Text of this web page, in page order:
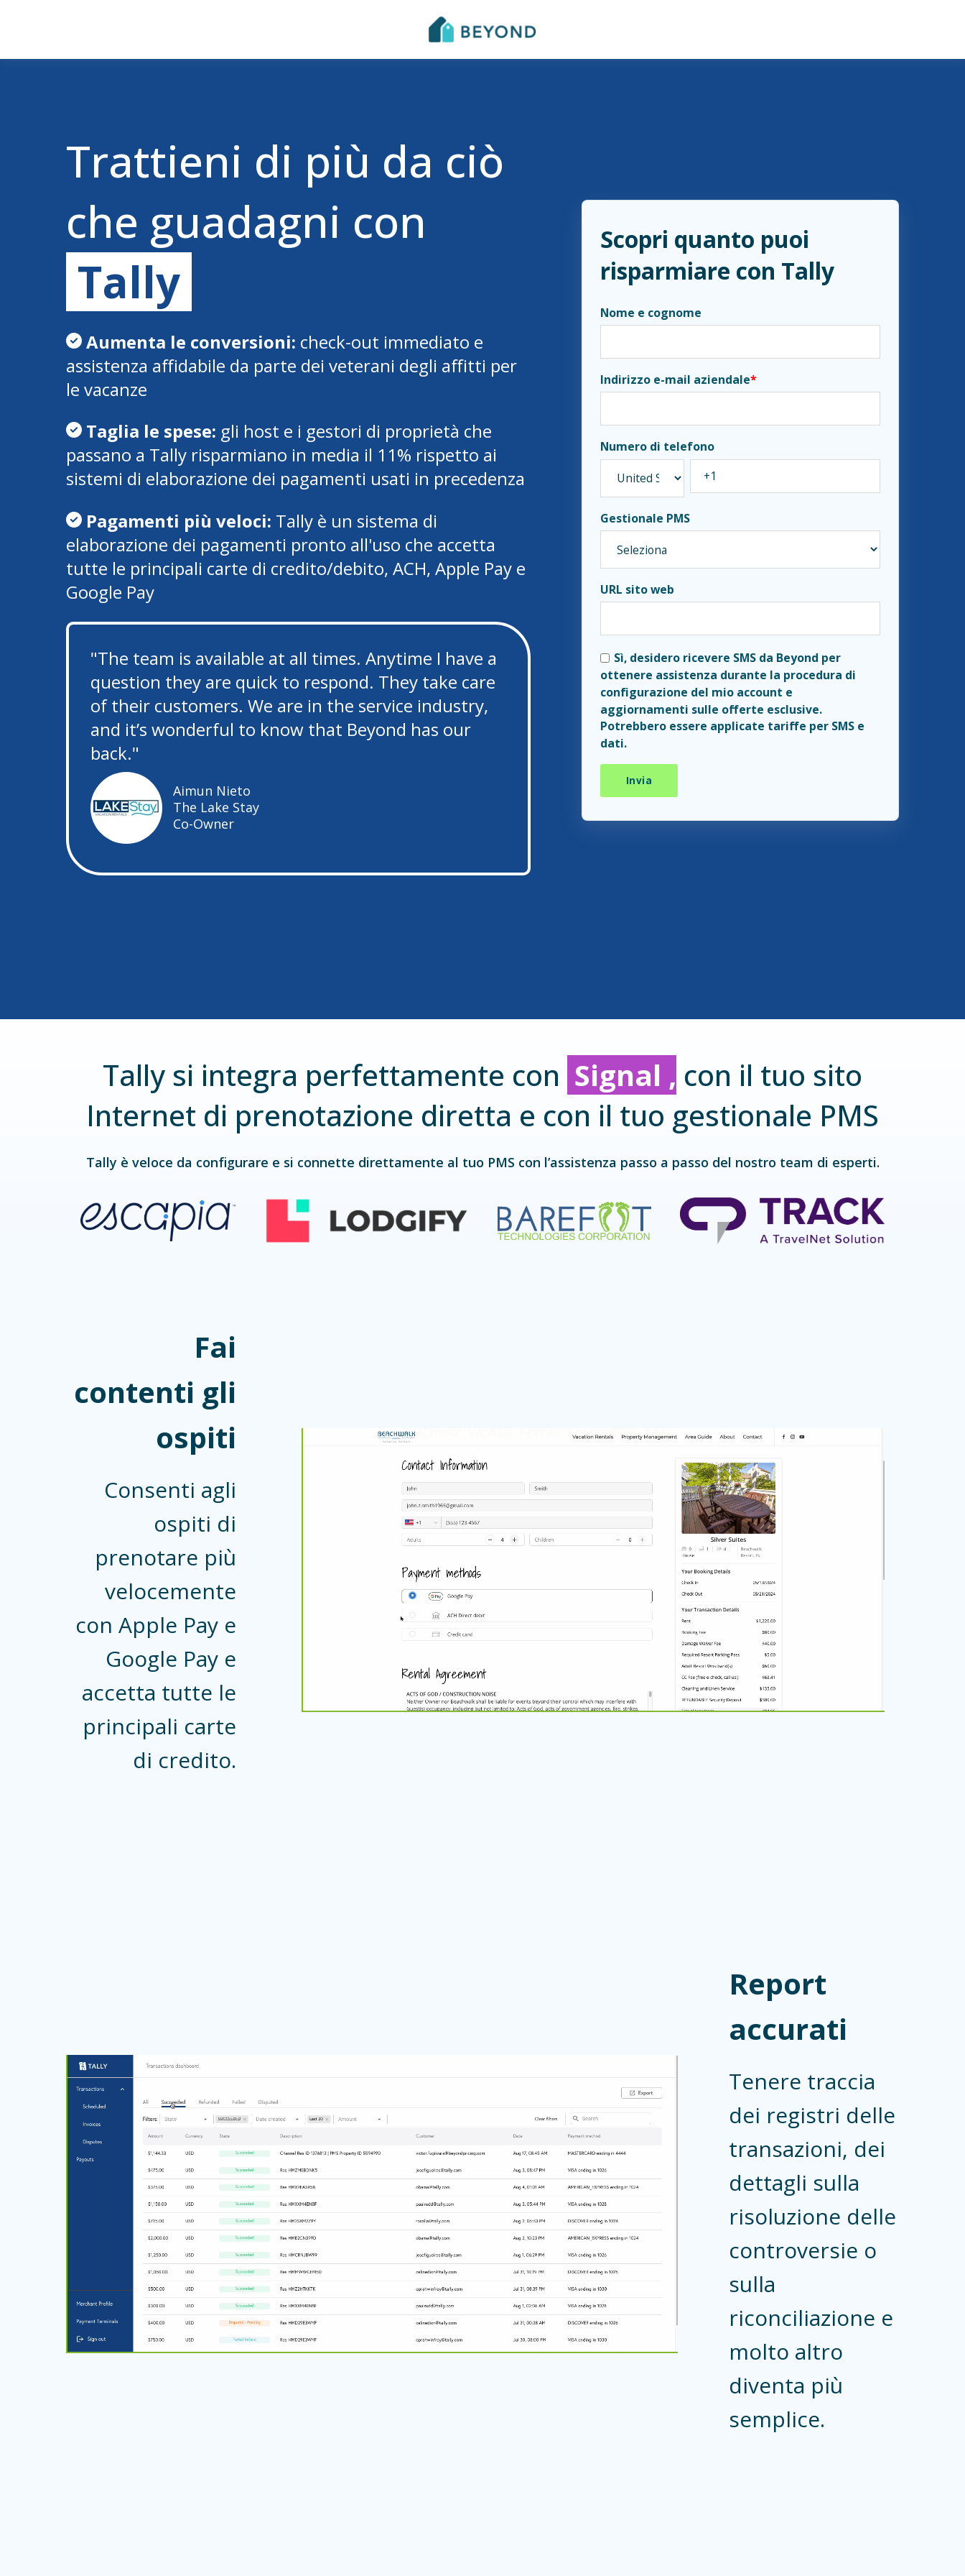
Trattieni di più da ciò
che guadagni con
Tally
Aumenta le conversioni: check-out immediato e
assistenza affidabile da parte dei veterani degli affitti per
le vacanze
Taglia le spese: gli host e i gestori di proprietà che
passano a Tally risparmiano in media il 11% rispetto ai
sistemi di elaborazione dei pagamenti usati in precedenza
Pagamenti più veloci: Tally è un sistema di
elaborazione dei pagamenti pronto all'uso che accetta
tutte le principali carte di credito/debito, ACH, Apple Pay e
Google Pay
"The team is available at all times. Anytime I have a
question they are quick to respond. They take care
of their customers. We are in the service industry,
and it’s wonderful to know that Beyond has our
back."
Aimun Nieto
The Lake Stay
Co-Owner
Scopri quanto puoi
risparmiare con Tally
Nome e cognome
Indirizzo e-mail aziendale*
Numero di telefono
Gestionale PMS
URL sito web
Sì, desidero ricevere SMS da Beyond per
ottenere assistenza durante la procedura di
configurazione del mio account e
aggiornamenti sulle offerte esclusive.
Potrebbero essere applicate tariffe per SMS e
dati.
Tally si integra perfettamente con Signal , con il tuo sito
Internet di prenotazione diretta e con il tuo gestionale PMS
Tally è veloce da configurare e si connette direttamente al tuo PMS con l’assistenza passo a passo del nostro team di esperti.
Fai
contenti gli
ospiti
Consenti agli
ospiti di
prenotare più
velocemente
con Apple Pay e
Google Pay e
accetta tutte le
principali carte
di credito.
Report
accurati
Tenere traccia
dei registri delle
transazioni, dei
dettagli sulla
risoluzione delle
controversie o
sulla
riconciliazione e
molto altro
diventa più
semplice.